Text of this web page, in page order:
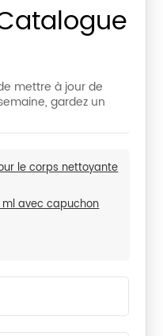
mettre à jour de
gardez un
le corps nettoyante
ml avec capuchon